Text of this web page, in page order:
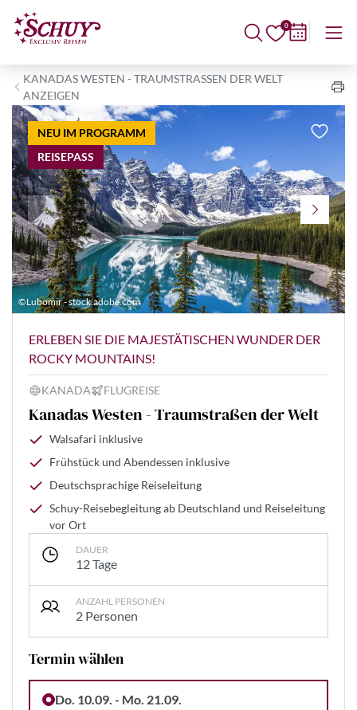
0
KANADAS WESTEN - TRAUMSTRASSEN DER WELT A
NZEIGEN
NEU IM PROGRAMM
REISEPASS
©Lubomir - stock.adobe.com
ERLEBEN SIE DIE MAJESTÄTISCHEN WUNDER DER
ROCKY MOUNTAINS!
KANADA FLUGREISE
Kanadas Westen - Traumstraßen der Welt
Walsafari inklusive
Frühstück und Abendessen inklusive
Deutschsprachige Reiseleitung
Schuy-Reisebegleitung ab Deutschland und Reiseleitung
vor Ort
DAUER
12 Tage
ANZAHL PERSONEN
2 Personen
Termin wählen
Do. 10.09. - Mo. 21.09.